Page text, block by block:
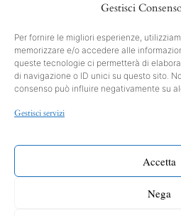
Gestisci
Per fornire le migliori esperienze,
memorizzare e/o accedere alle
queste tecnologie ci permetterà di
di navigazione o ID unici su questo sito.
consenso può influire negativamente su
Gestisci servizi
Accetta
Nega
SEARCH
INFO